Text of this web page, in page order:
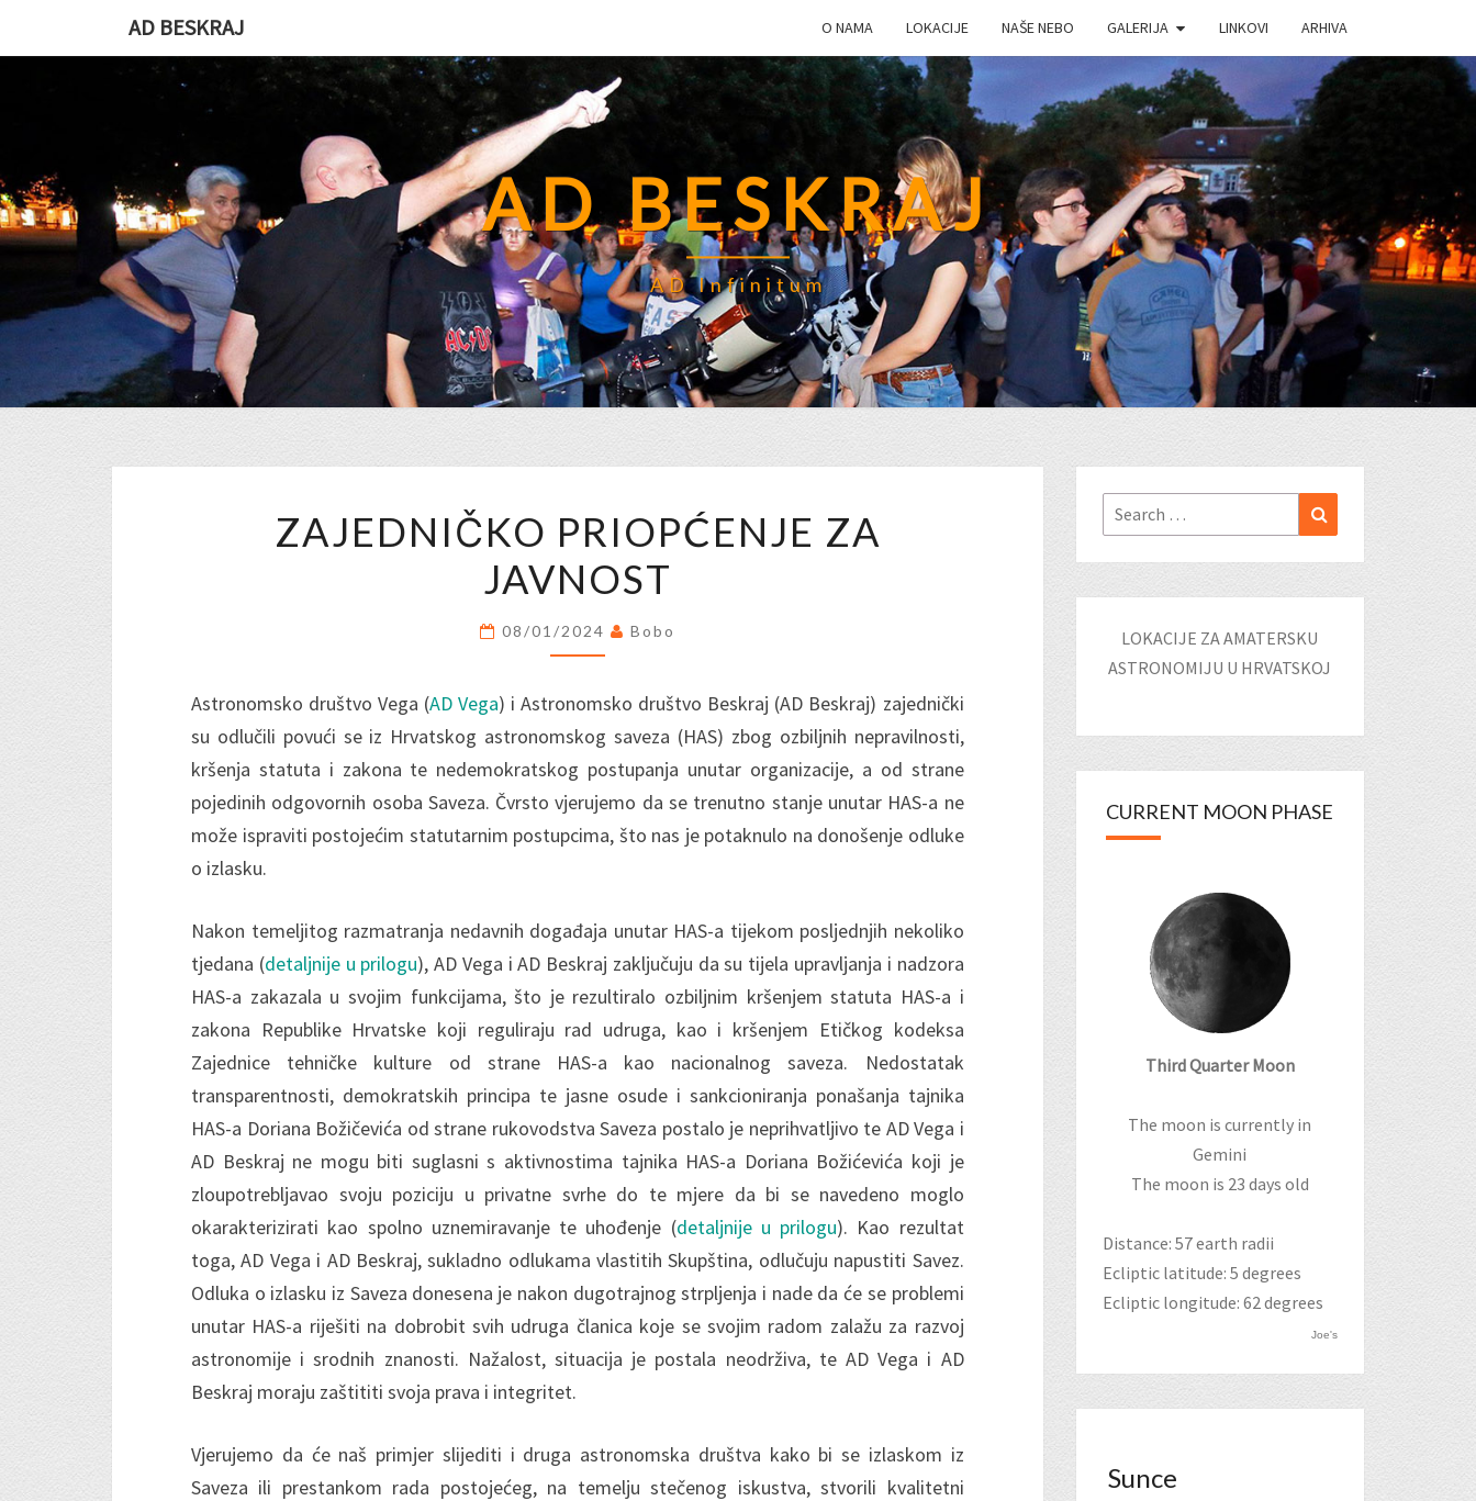
AD BESKRAJ O NAMA LOKACIJE NAŠE NEBO GALERIJA LINKOVI ARHIVA
AD BESKRAJ
AD Infinitum
PRIOPĆENJE
ZA
JAVNOST
ZAJEDNIČKO PRIOPĆENJE ZA
JAVNOST
08/01/2024 Bobo
Astronomsko društvo Vega (AD Vega) i Astronomsko društvo Beskraj (AD Beskraj) zajednički
su odlučili povući se iz Hrvatskog astronomskog saveza (HAS) zbog ozbiljnih nepravilnosti,
kršenja statuta i zakona te nedemokratskog postupanja unutar organizacije, a od strane
pojedinih odgovornih osoba Saveza. Čvrsto vjerujemo da se trenutno stanje unutar HAS-a ne
može ispraviti postojećim statutarnim postupcima, što nas je potaknulo na donošenje odluke
o izlasku.
Nakon temeljitog razmatranja nedavnih događaja unutar HAS-a tijekom posljednjih nekoliko
tjedana (detaljnije u prilogu), AD Vega i AD Beskraj zaključuju da su tijela upravljanja i nadzora
HAS-a zakazala u svojim funkcijama, što je rezultiralo ozbiljnim kršenjem statuta HAS-a i
zakona Republike Hrvatske koji reguliraju rad udruga, kao i kršenjem Etičkog kodeksa
Zajednice tehničke kulture od strane HAS-a kao nacionalnog saveza. Nedostatak
transparentnosti, demokratskih principa te jasne osude i sankcioniranja ponašanja tajnika
HAS-a Doriana Božičevića od strane rukovodstva Saveza postalo je neprihvatljivo te AD Vega i
AD Beskraj ne mogu biti suglasni s aktivnostima tajnika HAS-a Doriana Božićevića koji je
zloupotrebljavao svoju poziciju u privatne svrhe do te mjere da bi se navedeno moglo
okarakterizirati kao spolno uznemiravanje te uhođenje (detaljnije u prilogu). Kao rezultat
toga, AD Vega i AD Beskraj, sukladno odlukama vlastitih Skupština, odlučuju napustiti Savez.
Odluka o izlasku iz Saveza donesena je nakon dugotrajnog strpljenja i nade da će se problemi
unutar HAS-a riješiti na dobrobit svih udruga članica koje se svojim radom zalažu za razvoj
astronomije i srodnih znanosti. Nažalost, situacija je postala neodrživa, te AD Vega i AD
Beskraj moraju zaštititi svoja prava i integritet.
Vjerujemo da će naš primjer slijediti i druga astronomska društva kako bi se izlaskom iz
Saveza ili prestankom rada postojećeg, na temelju stečenog iskustva, stvorili kvalitetni
Search
for:
Search
LOKACIJE ZA AMATERSKU
ASTRONOMIJU U HRVATSKOJ
CURRENT MOON PHASE
Third Quarter Moon
The moon is currently in
Gemini
The moon is 23 days old
Distance: 57 earth radii
Ecliptic latitude: 5 degrees
Ecliptic longitude: 62 degrees
Joe's
Sunce